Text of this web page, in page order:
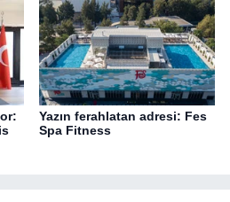
Yazın ferahlatan adresi: Fes
Spa Fitness